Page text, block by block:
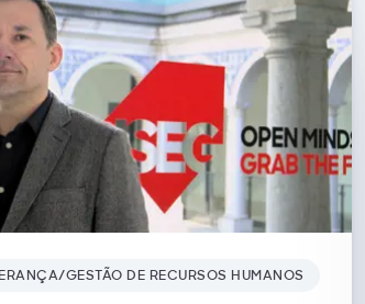
GESTÃO DE RECURSOS HUMANOS